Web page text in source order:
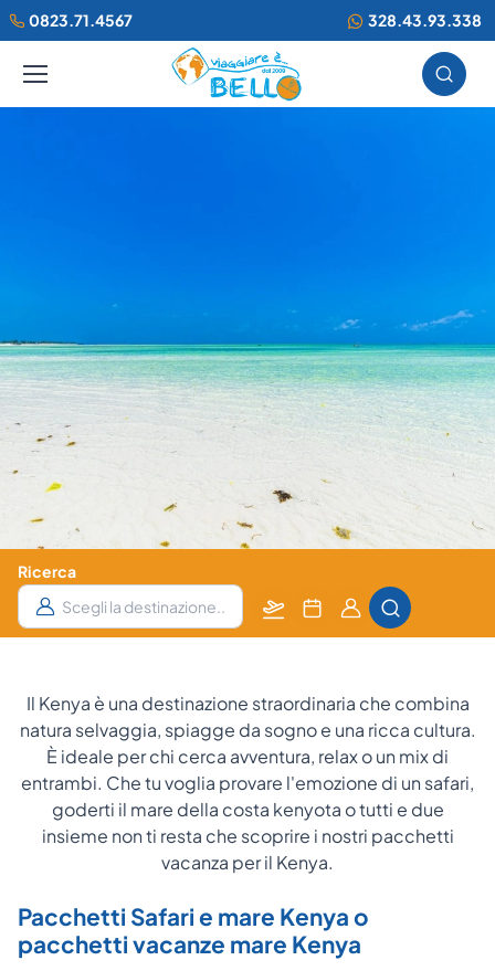
0823.71.4567 328.43.93.338
Ricerca
Partenza
da
Data
notti
Camere
e Ospiti
Il Kenya è una destinazione straordinaria che combina
natura selvaggia, spiagge da sogno e una ricca cultura.
È ideale per chi cerca avventura, relax o un mix di
entrambi. Che tu voglia provare l'emozione di un safari,
goderti il mare della costa kenyota o tutti e due
insieme non ti resta che scoprire i nostri pacchetti
vacanza per il Kenya.
Pacchetti Safari e mare Kenya o
pacchetti vacanze mare Kenya